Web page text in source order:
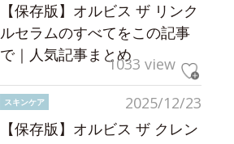
【保存版】オルビス ザ リンク
ルセラムのすべてをこの記事
で｜人気記事まとめ1033 view
2025/12/23
スキンケア
【保存版】オルビス ザ クレン